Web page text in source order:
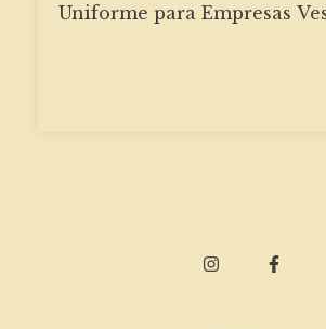
Uniforme para Empresas